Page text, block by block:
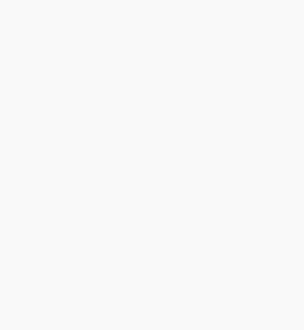
ENNEK AZ ELMÉLETNEK,
DERÉKFÁJ&
ennek az elméletnek, legalábbis azok
– írja a Fox News.
az ausztráliai Sydney-ben élő
akik derékfájással mentek el
megvizsgálták a hátfájási tünetek
valamint az azt megelőző egy
az érintettek nem panaszkodtak